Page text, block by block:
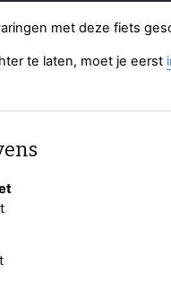
met deze fiets
te laten, moet je eerst